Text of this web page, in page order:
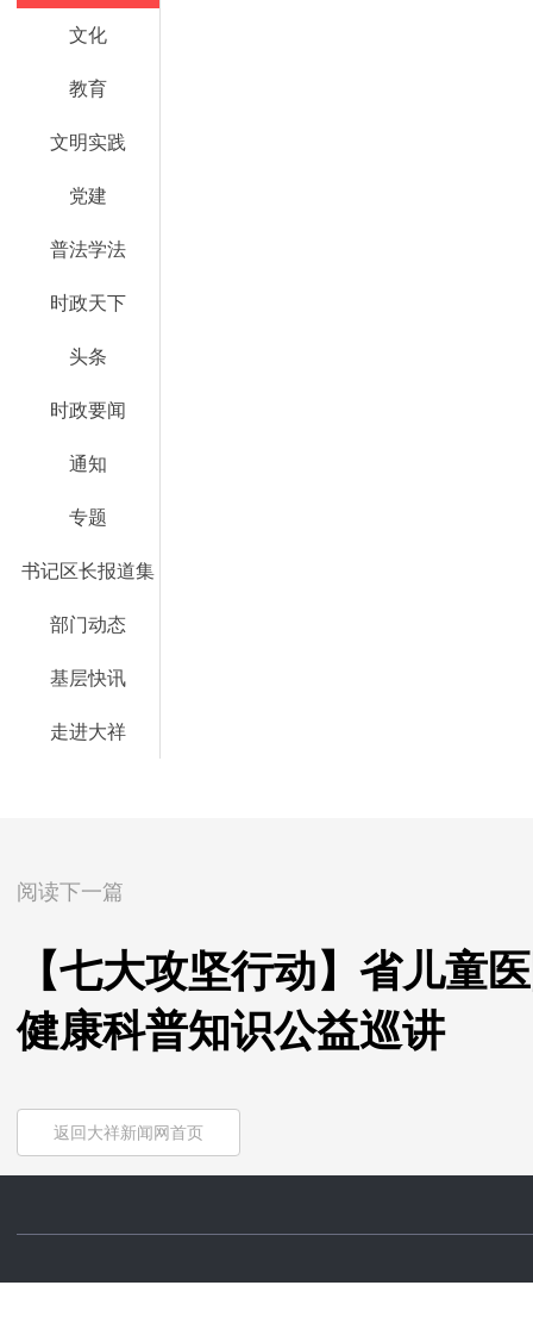
文化
教育
文明实践
党建
普法学法
时政天下
头条
时政要闻
通知
专题
书记区长报道集
部门动态
基层快讯
走进大祥
阅读下一篇
【七大攻坚行动】省儿童
健康科普知识公益巡讲
返回大祥新闻网首页